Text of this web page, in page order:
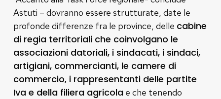
Astuti – dovranno essere strutturate, date le
profonde differenze fra le province, delle cabine
di regia territoriali che coinvolgano le
associazioni datoriali, i sindacati, i sindaci,
artigiani, commercianti, le camere di
commercio, i rappresentanti delle partite
Iva e della filiera agricolae che tenendo